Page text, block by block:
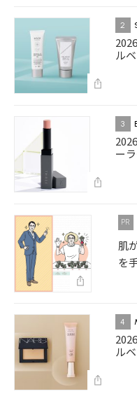
2
ル
3
ー
肌
を
4
ル